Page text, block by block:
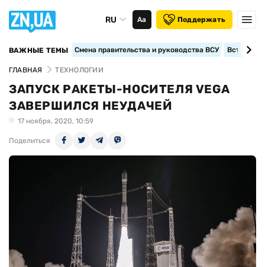
RU Аа Поддержать
ВАЖНЫЕ ТЕМЫ Смена правительства и руководства ВСУ
ГЛАВНАЯ ТЕХНОЛОГИИ
ЗАПУСК РАКЕТЫ-НОСИТЕЛЯ VEGA
ЗАВЕРШИЛСЯ НЕУДАЧЕЙ
17 ноября, 2020, 10:59
Поделиться